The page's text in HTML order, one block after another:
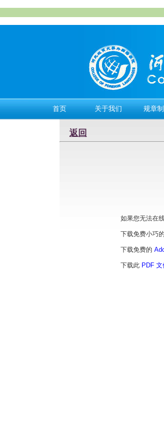
首页 关于我们 规章
返回
如果您无法在
下载免费小巧的
下载免费的
下载此 PDF 文